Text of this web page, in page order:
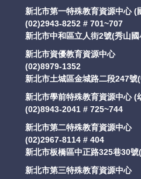
新北市第一特殊教育資源中心 (
(02)2943-8252 # 701~707
新北市中和區立人街2號(秀山國
新北市資優教育資源中心
(02)8979-1352
新北市土城區金城路二段247號
新北市學前特殊教育資源中心 (
(02)8943-2041 # 725~744
新北市第二特殊教育資源中心
(02)2967-8114 # 404
新北市板橋區中正路325巷30號
新北市第三特殊教育資源中心